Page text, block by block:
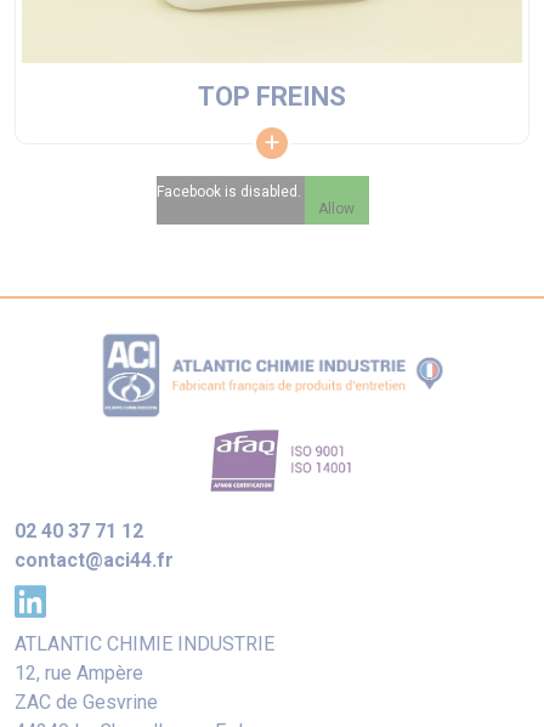
TOP FREINS
Facebook is disabled.
Allow
02 40 37 71 12
contact@aci44.fr
ATLANTIC CHIMIE INDUSTRIE
12, rue Ampère
ZAC de Gesvrine